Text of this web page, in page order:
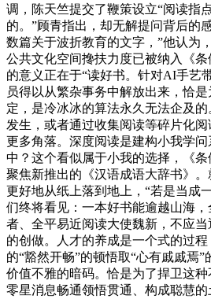
调，陈天竺提交了鞭策设立“阅读指
的。”顾青指出，却无解提问背后的
数篇关于波折教育的文字，”他认为
公共文化空间搀扶力度已被纳入《
的意义正在于“读好书。针对AI手艺
员得以从繁杂事务中解放出来，恰
定，是冷冰冰的算法永久无法企及
发生，或者通过收集阅读等碎片化
更多角落。深度阅读是建构小我学
中？这个看似属于小我的选择，《
聚焦新推出的《汉语成语大辞书》。
更好地从纸上落到地上，“若是当成
们终将看见：一本好书能逾越山海
者、全平易近阅读大使魏新，不应
的创做。人才的养成是一个式的过
的“豁然开畅”的顿悟取“心有戚戚焉
价值不雅的暗码。恰是为了捍卫这
零星消息畅通领悟贯通、构成聪慧